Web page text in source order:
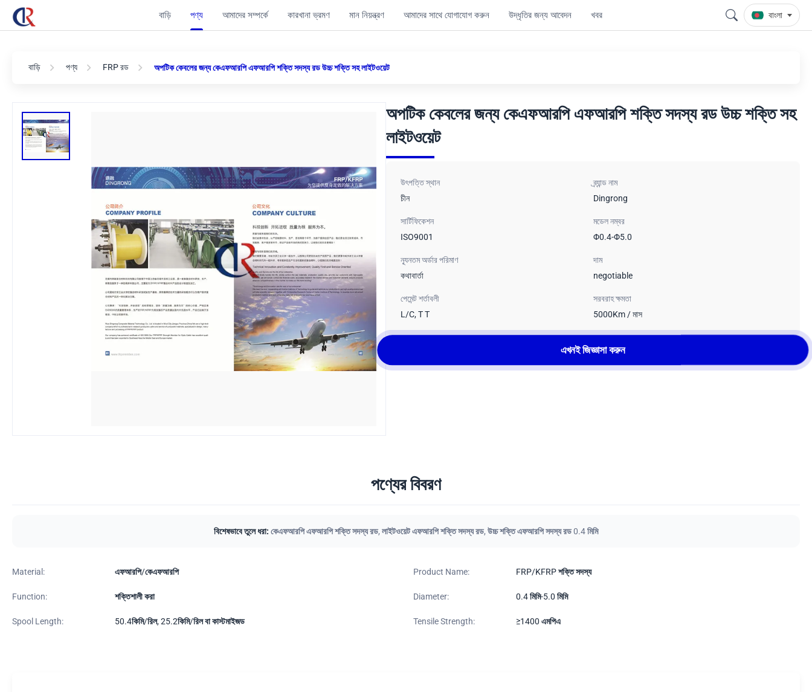
বাড়ি পণ্য আমাদের সম্পর্কে কারখানা ভ্রমণ মান নিয়ন্ত্রণ আমাদের সাথে যোগাযোগ করুন উদ্ধৃতির জন্য আবেদন খবর বাংলা
বাড়ি পণ্য FRP রড অপটিক কেবলের জন্য কেএফআরপি এফআরপি শক্তি সদস্য রড উচ্চ শক্তি সহ লাইটওয়েট
অপটিক কেবলের জন্য কেএফআরপি এফআরপি শক্তি সদস্য রড উচ্চ শক্তি সহ
লাইটওয়েট
উৎপত্তি স্থান
চীন
ব্র্যান্ড নাম
Dingrong
সার্টিফিকেশন
ISO9001
মডেল নম্বর
Φ0.4-Φ5.0
ন্যূনতম অর্ডার পরিমাণ
কথাবার্তা
দাম
negotiable
পেমেন্ট শর্তাবলী
L/C, T T
সরবরাহ ক্ষমতা
5000Km / মাস
এখনই জিজ্ঞাসা করুন
পণ্যের বিবরণ
বিশেষভাবে তুলে ধরা: কেএফআরপি এফআরপি শক্তি সদস্য রড, লাইটওয়েট এফআরপি শক্তি সদস্য রড, উচ্চ শক্তি এফআরপি সদস্য রড 0.4 মিমি
Material: এফআরপি/কেএফআরপি Product Name: FRP/KFRP শক্তি সদস্য
Function: শক্তিশালী করা Diameter: 0.4 মিমি-5.0 মিমি
Spool Length: 50.4কিমি/রিল, 25.2কিমি/রিল বা কাস্টমাইজড Tensile Strength: ≥1400 এমপিএ